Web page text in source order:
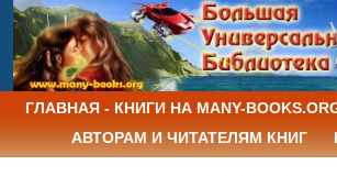
ГЛАВНАЯ - КНИГИ НА MANY-
АВТОРАМ И ЧИТАТЕЛЯМ КНИГ